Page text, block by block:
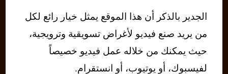
الجدير بالذكر أن هذا الموقع يمثل خيار رائع لكل
من يريد صنع فيديو لأغراض تسويقية وترويجية،
حيث يمكنك من خلاله عمل فيديو خصيصاً
لفيسبوك، أو يوتيوب، أو انستقرام.